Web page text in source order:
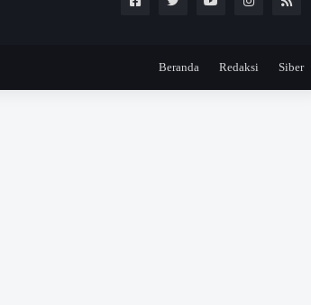
Beranda Redaksi Siber